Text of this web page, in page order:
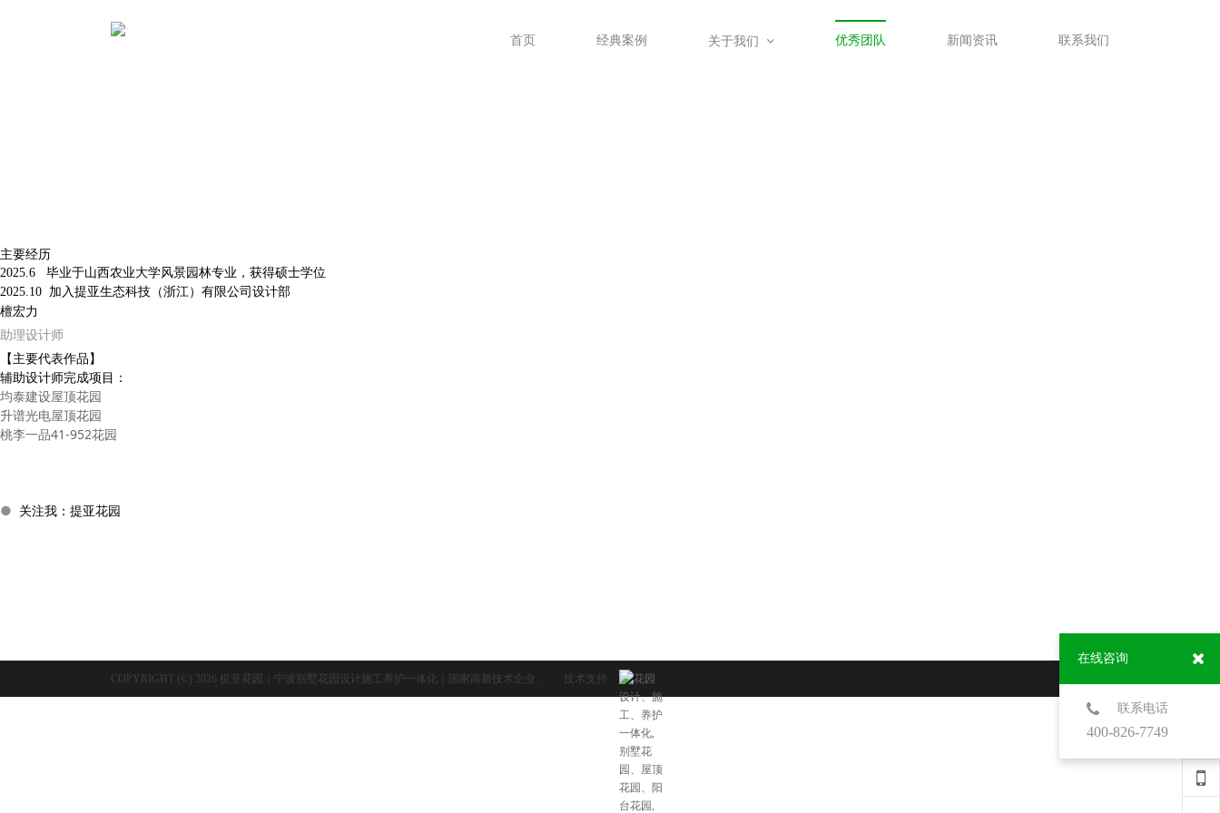
首页 经典案例 关于我们 优秀团队 新闻资讯 联系我们
主要经历
2025.6 毕业于山西农业大学风景园林专业，获得硕士学位
2025.10 加入提亚生态科技（浙江）有限公司设计部
檀宏力
助理设计师
【主要代表作品】
辅助设计师完成项目：
均泰建设屋顶花园
升谱光电屋顶花园
桃李一品41-952花园
● 关注我：提亚花园
COPYRIGHT (©) 2026 提亚花园｜宁波别墅花园设计施工养护一体化｜国家高新技术企业. 技术支持
在线咨询
联系电话
400-826-7749